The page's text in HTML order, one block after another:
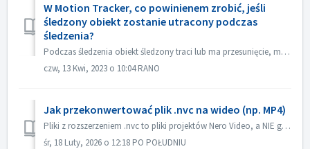
W Motion Tracker, co powinienem zrobić, jeśli
śledzony obiekt zostanie utracony podczas
śledzenia?
Podczas śledzenia obiekt śledzony traci lub ma przesunięcie, możesz natychmiast "zatrzymać śledzenie", kliknij "Powiększ" w lewym dolnym...
czw, 13 Kwi, 2023 o 10:04 RANO
Jak przekonwertować plik .nvc na wideo (np. MP4)
Pliki z rozszerzeniem .nvc to pliki projektów Nero Video, a NIE gotowe filmy. Zawierają one instrukcje edycji i linki do multimediów źródłowych i można je o...
śr, 18 Luty, 2026 o 12:18 PO POŁUDNIU